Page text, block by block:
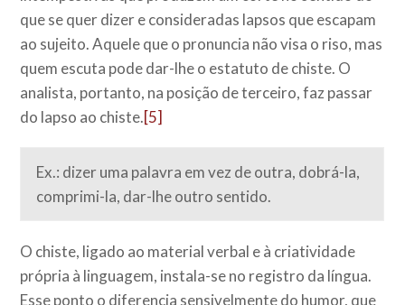
que se quer dizer e consideradas lapsos que escapam
ao sujeito. Aquele que o pronuncia não visa o riso, mas
quem escuta pode dar-lhe o estatuto de chiste. O
analista, portanto, na posição de terceiro, faz passar
do lapso ao chiste.[5]
Ex.: dizer uma palavra em vez de outra, dobrá-la,
comprimi-la, dar-lhe outro sentido.
O chiste, ligado ao material verbal e à criatividade
própria à linguagem, instala-se no registro da língua.
Esse ponto o diferencia sensivelmente do humor, que